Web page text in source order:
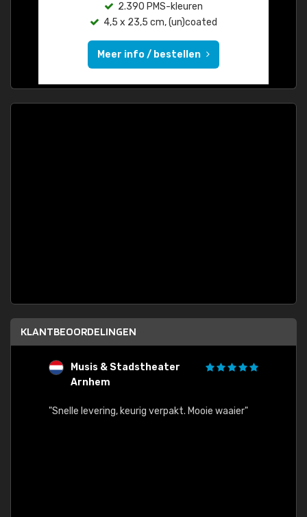
2.390 PMS-kleuren
4,5 x 23,5 cm, (un)coated
Meer info / bestellen
KLANTBEOORDELINGEN
Musis & Stadstheater
Arnhem
"Snelle levering, keurig verpakt. Mooie waaier"